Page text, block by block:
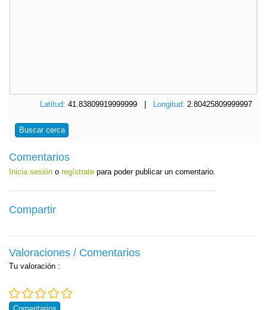
Latitud: 41.83809919999999 | Longitud: 2.80425809999997
Buscar cerca
Comentarios
Inicia sesión o regístrate para poder publicar un comentario.
Compartir
Valoraciones / Comentarios
Tu valoración :